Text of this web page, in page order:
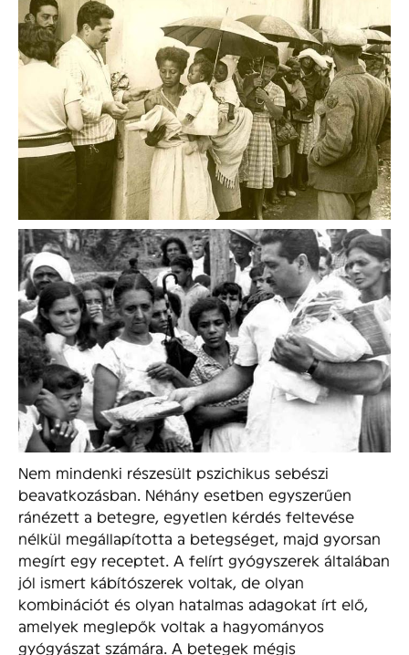
Nem mindenki részesült pszichikus sebészi
beavatkozásban. Néhány esetben egyszerűen
ránézett a betegre, egyetlen kérdés feltevése
nélkül megállapította a betegséget, majd gyorsan
megírt egy receptet. A felírt gyógyszerek általában
jól ismert kábítószerek voltak, de olyan
kombinációt és olyan hatalmas adagokat írt elő,
amelyek meglepők voltak a hagyományos
gyógyászat számára. A betegek mégis